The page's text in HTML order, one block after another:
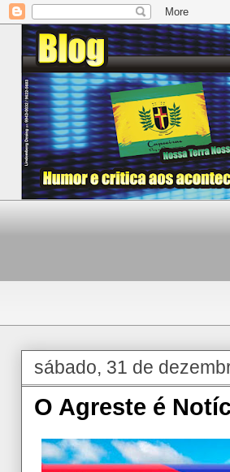
sábado, 31 de
O Agreste é